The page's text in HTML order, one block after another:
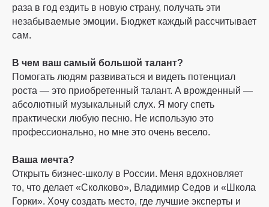
раза в год ездить в новую страну, получать эти
незабываемые эмоции. Бюджет каждый рассчитывает
сам.
В чем ваш самый большой талант?
Помогать людям развиваться и видеть потенциал
роста — это приобретенный талант. А врожденный —
абсолютный музыкальный слух. Я могу спеть
практически любую песню. Не использую это
профессионально, но мне это очень весело.
Ваша мечта?
Открыть бизнес-школу в России. Меня вдохновляет
то, что делает «Сколково», Владимир Седов и «Школа
Горки». Хочу создать место, где лучшие эксперты и